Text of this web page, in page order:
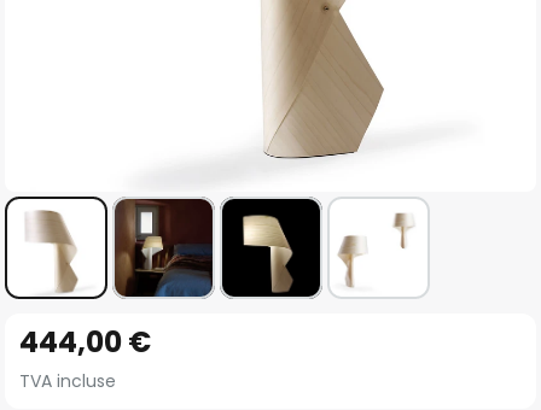
to
the
444,00 €
TVA incluse